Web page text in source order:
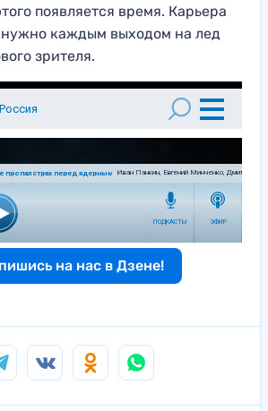
появляется время. Карьера
каждым выходом на лед
зрителя.
на нас в Дзене!